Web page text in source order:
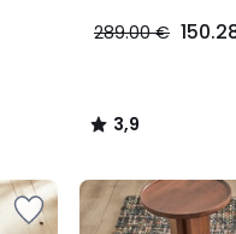
289.00 €
3,9
/